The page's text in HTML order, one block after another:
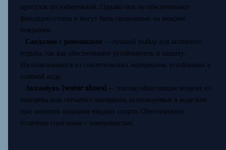
прогулок по набережной. Однако они не обеспечивают
фиксацию стопы и могут быть скользкими на мокром
покрытии.
- Сандалии с ремешками — лучший выбор для активного
отдыха, так как обеспечивают устойчивость и защиту.
Изготавливаются из синтетических материалов, устойчивых к
солёной воде.
- Акваобувь (water shoes)— плотно облегающие модели из
неопрена или сетчатого материала, используемые в воде или
при занятиях водными видами спорта. Обеспечивают
отличное сцепление с поверхностью.